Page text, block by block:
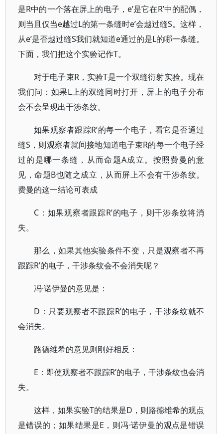
是R中的一个落在屏上的电子，e’是它在R’中的配偶，
则当且仅当e越过L的第一条缝时e’会越过缝S。这样，
从e’是否越过缝S我们就知道e通过的是L的哪一条缝。
下面，我们把这个实验记作T。
对于电子束R，实验T是一个双缝衍射实验。现在
我们问：如果L上的双缝同时打开，屏上的电子分布
会不会呈现出干涉条纹。
如果观察者跟踪R’的每一个电子，看它是否通过
缝S，则观察者就间接地知道电子束R的每一个电子经
过的是哪一条缝，从而命题A成立。按照费曼的意
见，命题B也随之成立，从而屏上不会有干涉条纹。
费曼的这一结论可表成
C：如果观察者跟踪R’的电子，则干涉条纹将消
失。
那么，如果其他实验条件不变，只是观察者不再
跟踪R’的电子，干涉条纹会不会消失呢？
冯·诺伊曼的意见是：
D：只要观察者不跟踪R’的电子，干涉条纹就不
会消失。
路德维希的意见则刚好相反：
E：即使观察者不跟踪R’的电子，干涉条纹也会消
失。
这样，如果实验T的结果是D，则路德维希的观点
是错误的；如果结果是E，则冯·诺伊曼的观点是错误